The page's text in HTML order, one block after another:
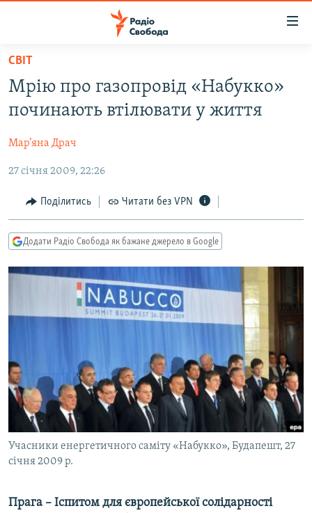
Перейти
основного
матеріалу
до
навігації
Перейти
пошуку
ВСЕ ЗА ДОБУ
ПОЛІТИКА
ЕКОНОМІКА
СУСПІЛЬСТВО
СПОРТ
УКРАЇНА
ВІЙНА
РОСІЙСЬКА «ФІЛЬТРАЦІЯ»
ДОНБАС.РЕАЛІЇ
КРИМ.РЕАЛІЇ
ТИ ЯК?
СХЕМИ
КИТАЙ.ВИКЛИКИ
СПЕЦПРОЄКТИ
ПОДКАСТИ
РУС
КТАТ
СВІТ
Мрію про газопровід «Набукко»
починають втілювати у життя
Мар’яна Драч
27 січня 2009, 22:26
Поділитись Читати без VPN
Додати Радіо Свобода як бажане джерело в Google
Учасники енергетичного саміту «Набукко», Будапешт, 27
січня 2009 р.
Прага – Іспитом для європейської солідарності